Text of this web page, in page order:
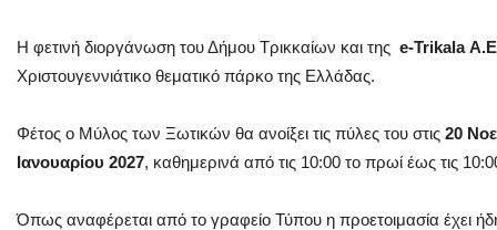
Η φετινή διοργάνωση του Δήμου Τρικκαίων και της e-Trikala
Χριστουγεννιάτικο θεματικό πάρκο της Ελλάδας.
Φέτος ο Μύλος των Ξωτικών θα ανοίξει τις πύλες του στις 20
Ιανουαρίου 2027, καθημερινά από τις 10:00 το πρωί έως τις
Όπως αναφέρεται από το γραφείο Τύπου η προετοιμασία έχει